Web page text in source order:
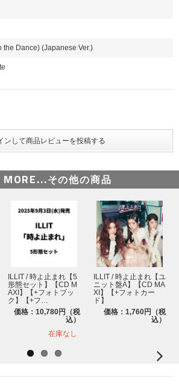
象】
】【横浜公演記念ラッキードロー&「メンバー個別
セット】【横浜公演記念ラッキードロー&「メンバ
セット】【横浜公演記念ラッキードロー&「メンバ
「応募抽選用シリアルナンバー」が付きます。
ドローイベント参加方法
フィーフォトカード (全5種よりランダム1枚)』を
トいたします。別途応募の手続きは不要です。
ドローイベント先着特典がなくなり次第、販売は終
ッキードロー&「メンバー個別シール交換会」対
入ください。通常商品をご購入いただいた場合は対
意ください。
場合は枚数分に応じた枚数をプレゼントいたしま
入で3枚、5形態セット購入で5枚）
ドローイベント先着特典の『横浜公演限定絵柄メン
カード』はストア別購入特典のフォトカードとは絵
対象サイトにて【横浜公演記念ラッキードロー&
換会」対象】商品をご予約(ご決済完了)いただいた
予約済みの商品は対象外になりますので、あらかじ
ードロー&「メンバー個別シール交換会」対象】5
だいた場合でもフォトカードはコンプリートセット
カー(1枚) ※全1種
ー(1枚) ※全1種
作元の事情により事前告知無しに変更になる場合が
the Dance) (Japanese Ver.)
MORE...その他の商品
ILLIT / 時よ止まれ【5
形態セット】【CD M
AXI】【+フォトブッ
ク】【+フ…
価格：10,780円（税
込）
在庫なし
ILLIT / 時よ止まれ【ユ
ニット盤A】【CD MA
XI】【+フォトカー
ド】
価格：1,760円（税
込）